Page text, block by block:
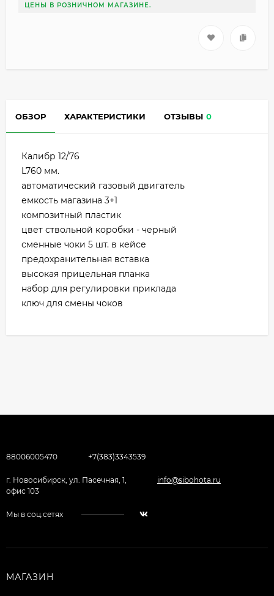
ЦЕНЫ В РОЗНИЧНОМ МАГАЗИНЕ.
ОБЗОР ХАРАКТЕРИСТИКИ ОТЗЫВЫ 0
Калибр 12/76
L760 мм.
автоматический газовый двигатель
емкость магазина 3+1
композитный пластик
цвет ствольной коробки - черный
сменные чоки 5 шт. в кейсе
предохранительная вставка
высокая прицельная планка
набор для регулировки приклада
ключ для смены чоков
88006005470 +7(383)3343539
г. Новосибирск, ул. Пасечная, 1,
офис 103
info@sibohota.ru
Мы в соц.сетях
МАГАЗИН